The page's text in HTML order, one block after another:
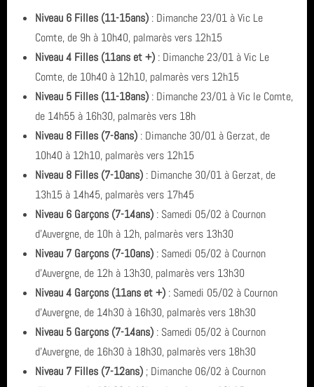
Infos générales (24)
GRS (1)
Derniers articles
FETE DE LA GYM 2026
FINALE NATIONALE UFOLEP 2026
Gymnastique Rythmique - Nos équipes en compétition
Assemblée Générale
Inscriptions saison 2025-2026
Mots clés
Clermont-Ferrand
GRS
vidéo
Derniers commentaires
Archives
juin 2026 (2)
avril 2026 (1)
septembre 2025 (1)
août 2025 (1)
année 2025 (3)
année 2024 (4)
Fil des articles
Fil des commentaires
Niveau 6 Filles (11-15ans) : Dimanche 23/01 à Vic Le
Comte, de 9h à 10h40, palmarès vers 12h15
Niveau 4 Filles (11ans et +) : Dimanche 23/01 à Vic Le
Comte, de 10h40 à 12h10, palmarès vers 12h15
Niveau 5 Filles (11-18ans) : Dimanche 23/01 à Vic le Comte,
de 14h55 à 16h30, palmarès vers 18h
Niveau 8 Filles (7-8ans) : Dimanche 30/01 à Gerzat, de
10h40 à 12h10, palmarès vers 12h15
Niveau 8 Filles (7-10ans) : Dimanche 30/01 à Gerzat, de
13h15 à 14h45, palmarès vers 17h45
Niveau 6 Garçons (7-14ans) : Samedi 05/02 à Cournon
d'Auvergne, de 10h à 12h, palmarès vers 13h30
Niveau 7 Garçons (7-10ans) : Samedi 05/02 à Cournon
d'Auvergne, de 12h à 13h30, palmarès vers 13h30
Niveau 4 Garçons (11ans et +) : Samedi 05/02 à Cournon
d'Auvergne, de 14h30 à 16h30, palmarès vers 18h30
Niveau 5 Garçons (7-14ans) : Samedi 05/02 à Cournon
d'Auvergne, de 16h30 à 18h30, palmarès vers 18h30
Niveau 7 Filles (7-12ans) ; Dimanche 06/02 à Cournon